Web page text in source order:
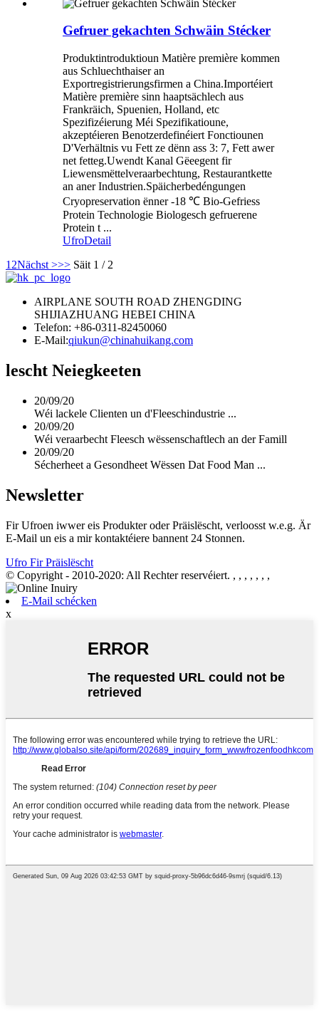
Gefruer gekachten Schwäin Stécker
Produktintroduktioun Matière première kommen
aus Schluechthaiser an
Exportregistrierungsfirmen a China.Importéiert
Matière première sinn haaptsächlech aus
Frankräich, Spuenien, Holland, etc
Spezifizéierung Méi Spezifikatioune,
akzeptéieren Benotzerdefinéiert Fonctiounen
D'Verhältnis vu Fett ze dënn ass 3: 7, Fett awer
net fetteg.Uwendt Kanal Gëeegent fir
Liewensmëttelveraarbechtung, Restaurantkette
an aner Industrien.Späicherbedéngungen
Cryopreservation ënner -18 ℃ Bio-Gefriess
Protein Technologie Biologesch gefruerene
Protein t ...
UfroDetail
1 2Nächst >>> Säit 1 / 2
AIRPLANE SOUTH ROAD ZHENGDING
SHIJIAZHUANG HEBEI CHINA
Telefon: +86-0311-82450060
E-Mail:qiukun@chinahuikang.com
lescht Neiegkeeten
20/09/20
Wéi lackele Clienten un d'Fleeschindustrie ...
20/09/20
Wéi veraarbecht Fleesch wëssenschaftlech an der Famill
20/09/20
Sécherheet a Gesondheet Wëssen Dat Food Man ...
Newsletter
Fir Ufroen iwwer eis Produkter oder Präislëscht, verloosst w.e.g. Är
E-Mail un eis a mir kontaktéiere bannent 24 Stonnen.
Ufro Fir Präislëscht
© Copyright - 2010-2020: All Rechter reservéiert. , , , , , , ,
E-Mail schécken
x